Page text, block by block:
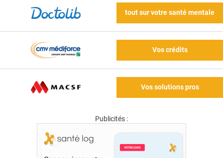
tout sur votre santé mentale
Vos crédits
Vos solutions pros
Publicités :